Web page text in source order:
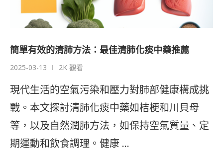
簡單有效的清肺方法：最佳清肺化痰中藥推薦
2025-03-13 2K 觀看
現代生活的空氣污染和壓力對肺部健康構成挑
戰。本文探討清肺化痰中藥如桔梗和川貝母
等，以及自然潤肺方法，如保持空氣質量、定
期運動和飲食調理。健康 …